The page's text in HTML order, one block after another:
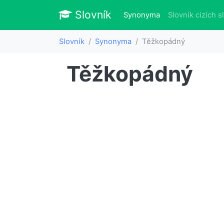
Slovník Slovník
Synonyma(aktuálně)
Slovník cizích
Slovník Synonyma Těžkopádný
Těžkopádný